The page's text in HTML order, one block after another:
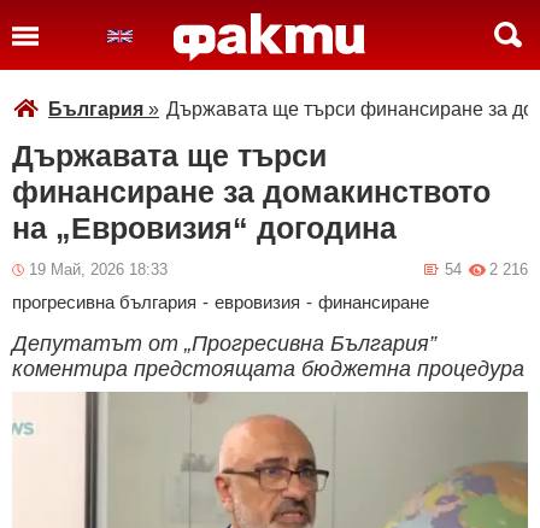
България » Държавата ще търси финансиране за
Държавата ще търси
финансиране за домакинството
на „Евровизия“ догодина
19 Май, 2026 18:33 2 216
54
прогресивна българия - евровизия - финансиране
Депутатът от „Прогресивна България”
коментира предстоящата бюджетна процедура